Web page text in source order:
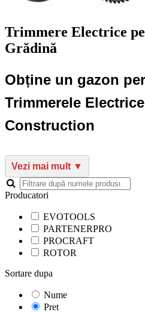
Trimmere Electrice
Grădină
Obține un gazon
Trimmerele
Construction
Producatori
EVOTOOLS
PARTENERPRO
PROCRAFT
ROTOR
Sortare dupa
Nume
Pret